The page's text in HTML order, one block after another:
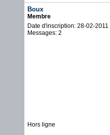
Boux
Membre
Date d'inscription: 28-02-2011
Messages: 2
Hors ligne